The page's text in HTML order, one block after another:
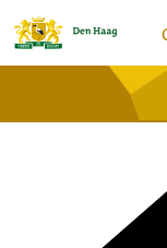
Bronnen en